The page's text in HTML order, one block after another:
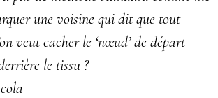
une voisine qui dit que tout
veut cacher le ‘nœud’ de départ
le tissu ?